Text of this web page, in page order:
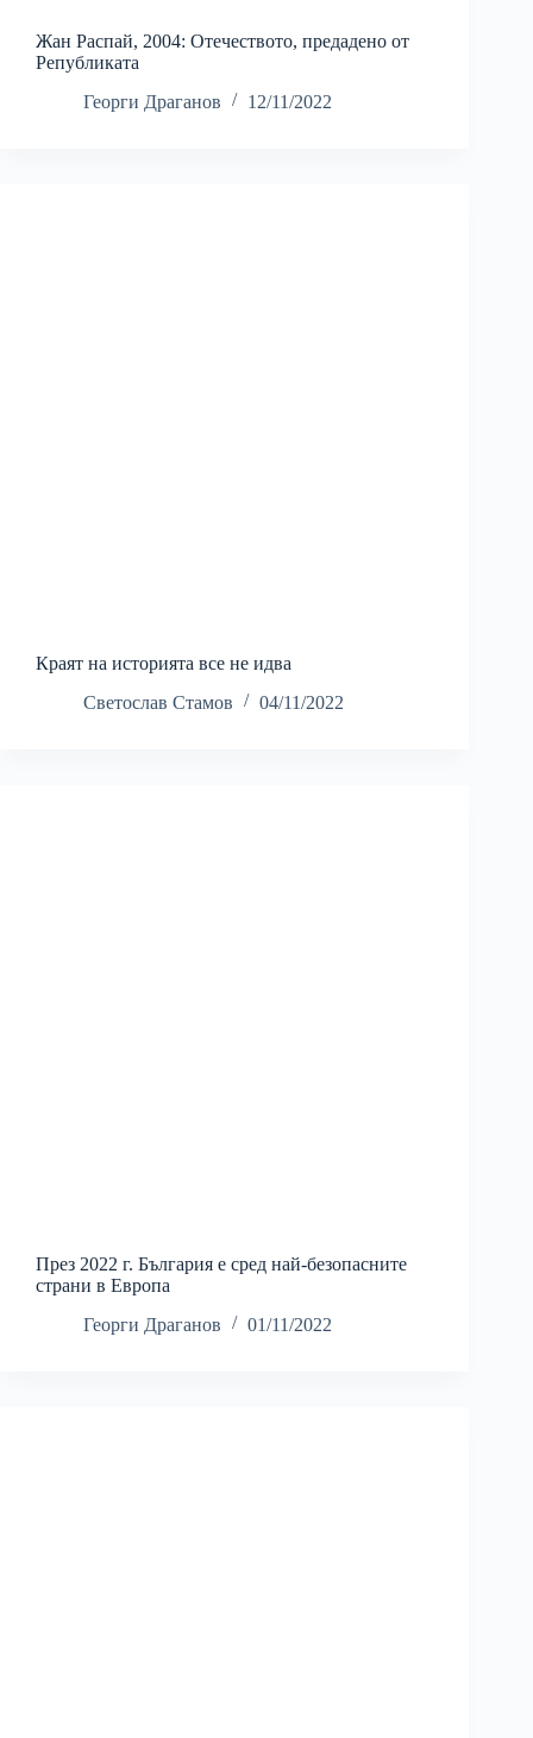
Жан Распай, 2004: Отечеството, предадено от
Републиката
Георги Драганов
12/11/2022
Краят на историята все не идва
Светослав Стамов
04/11/2022
През 2022 г. България е сред най-безопасните
страни в Европа
Георги Драганов
01/11/2022